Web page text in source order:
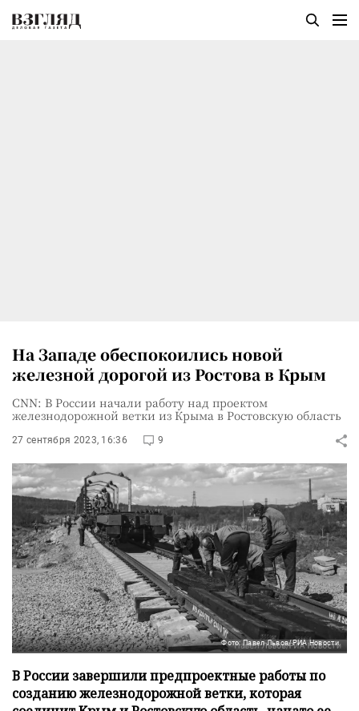
На Западе обеспокоились новой
железной дорогой из Ростова в Крым
CNN: В России начали работу над проектом
железнодорожной ветки из Крыма в Ростовскую область
27 сентября 2023, 16:36 9
Фото: Павел Львов/РИА Новости
В России завершили предпроектные работы по
созданию железнодорожной ветки, которая